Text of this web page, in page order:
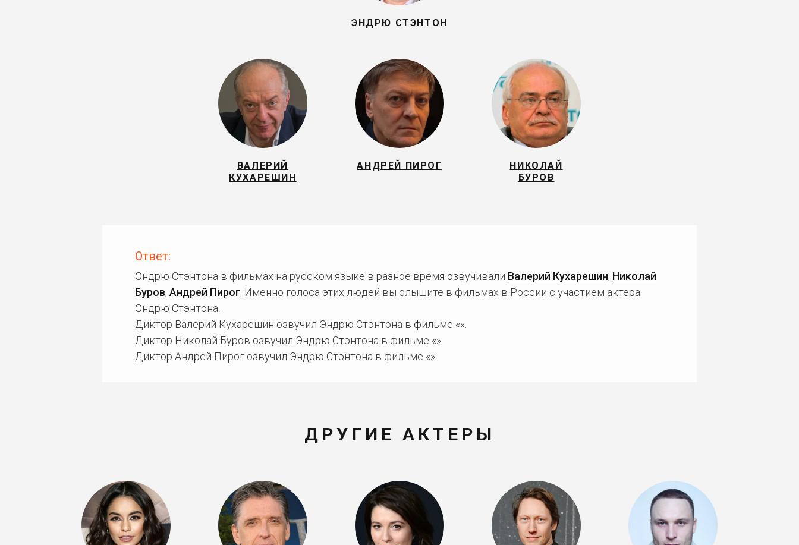
ЭНДРЮ СТЭНТОН
ВАЛЕРИЙ
КУХАРЕШИН
АНДРЕЙ ПИРОГ
НИКОЛАЙ
БУРОВ
Ответ:
Эндрю Стэнтона в фильмах на русском языке в разное время озвучивали Валерий Кухарешин, Николай
Буров, Андрей Пирог . Именно голоса этих людей вы слышите в фильмах в России с участием актера
Эндрю Стэнтона.
Диктор Валерий Кухарешин озвучил Эндрю Стэнтона в фильме «».
Диктор Николай Буров озвучил Эндрю Стэнтона в фильме «».
Диктор Андрей Пирог озвучил Эндрю Стэнтона в фильме «».
ДРУГИЕ АКТЕРЫ